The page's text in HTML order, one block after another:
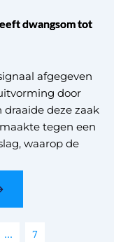
dwangsom tot
afgegeven
door
deze zaak
tegen een
waarop de
… 7